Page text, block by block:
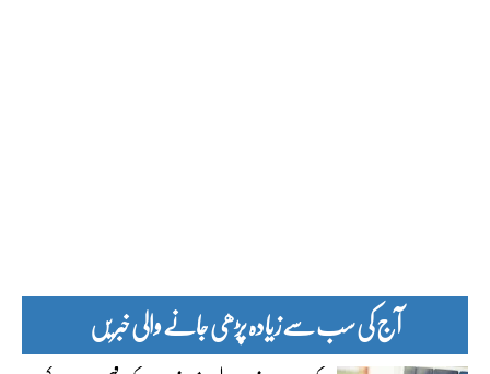
آج کی سب سے زیادہ پڑھی جانے والی خبریں